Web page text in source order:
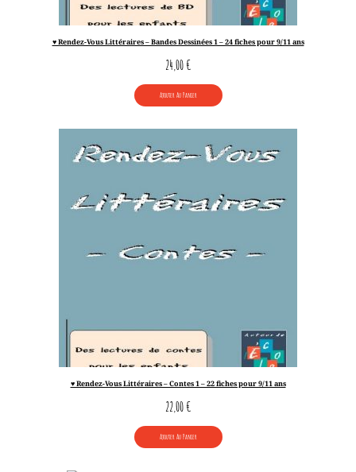
♥ Rendez-Vous Littéraires – Bandes Dessinées 1 – 24 fiches pour 9/11 ans
24,00€
Ajouter Au Panier
♥ Rendez-Vous Littéraires – Contes 1 – 22 fiches pour 9/11 ans
22,00€
Ajouter Au Panier